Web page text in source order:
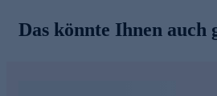
Das könnte Ihnen auch